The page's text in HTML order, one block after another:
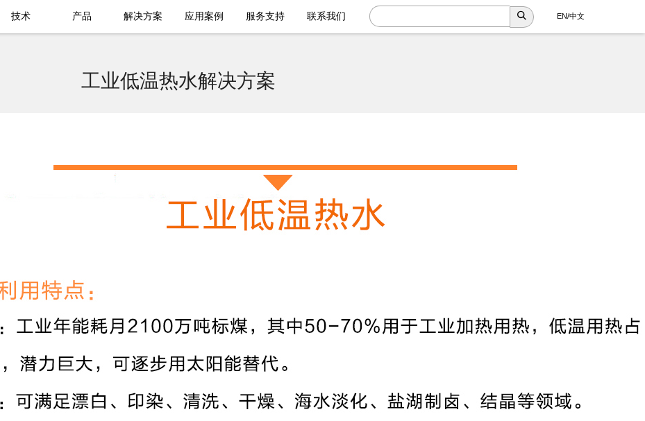
技术 产品 解决方案 应用案例 服务支持 联系我们 EN/中文
工业低温热水解决方案